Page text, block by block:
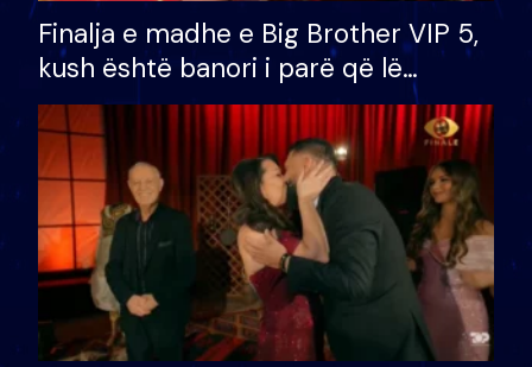
Finalja e madhe e Big Brother VIP 5,
kush është banori i parë që lë
shtëpinë dhe humb mundësinë për
të fituar çmimin e madh